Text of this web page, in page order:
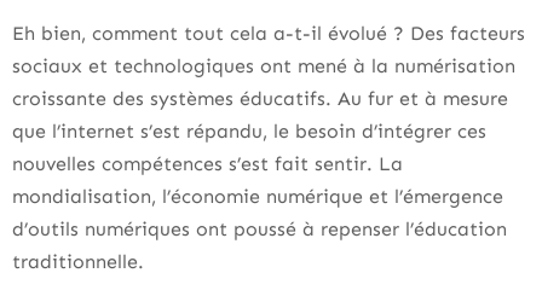
Eh bien, comment tout cela a-t-il évolué ? Des facteurs
sociaux et technologiques ont mené à la numérisation
croissante des systèmes éducatifs. Au fur et à mesure
que l’internet s’est répandu, le besoin d’intégrer ces
nouvelles compétences s’est fait sentir. La
mondialisation, l’économie numérique et l’émergence
d’outils numériques ont poussé à repenser l’éducation
traditionnelle.